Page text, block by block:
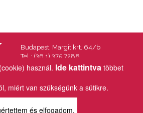
használ. Ide kattintva többet
miért van szükségünk a sütikre.
és elfogadom.
Budapest, Margit krt. 64/b
Tel.: (36 1) 375 7288
Fax.: (36 1) 202 7145
Email: